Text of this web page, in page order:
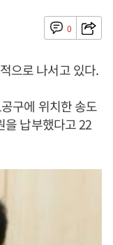
0
으로 나서고 있다.
구에 위치한 송도
을 납부했다고 22